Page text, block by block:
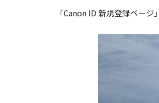
「Canon ID 新規登録ペー